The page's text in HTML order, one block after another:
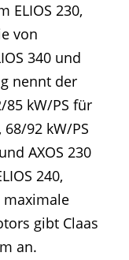
ELIOS 230,
von
340 und
nennt der
85 kW/PS für
68/92 kW/PS
AXOS 230
240,
maximale
gibt Claas
an.